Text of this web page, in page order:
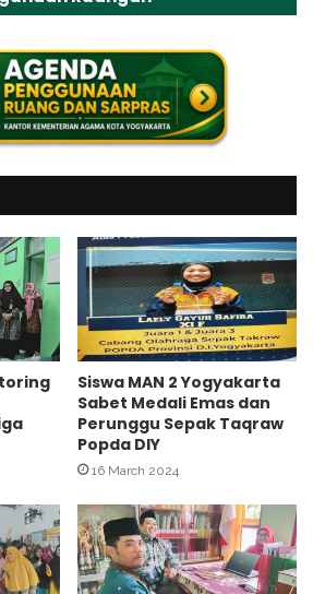
Siswa MAN 2 Yogyakarta
Sabet Medali Emas dan
Perunggu Sepak Taqraw
Popda DIY
16 March 2024